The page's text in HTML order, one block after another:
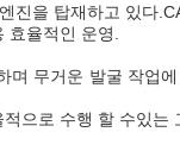
진을 탑재하고 있다
율적인 운영.
며 무거운 발굴 작업
으로 수행 할 수있는